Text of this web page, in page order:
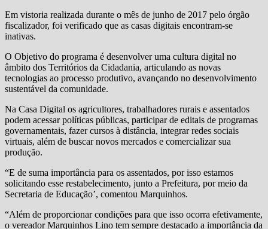
Em vistoria realizada durante o mês de junho de 2017 pelo órgão
fiscalizador, foi verificado que as casas digitais encontram-se
inativas.
O Objetivo do programa é desenvolver uma cultura digital no
âmbito dos Territórios da Cidadania, articulando as novas
tecnologias ao processo produtivo, avançando no desenvolvimento
sustentável da comunidade.
Na Casa Digital os agricultores, trabalhadores rurais e assentados
podem acessar políticas públicas, participar de editais de programas
governamentais, fazer cursos à distância, integrar redes sociais
virtuais, além de buscar novos mercados e comercializar sua
produção.
“E de suma importância para os assentados, por isso estamos
solicitando esse restabelecimento, junto a Prefeitura, por meio da
Secretaria de Educação’, comentou Marquinhos.
“Além de proporcionar condições para que isso ocorra efetivamente,
o vereador Marquinhos Lino tem sempre destacado a importância da